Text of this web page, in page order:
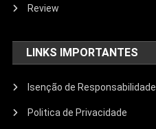
Review
LINKS IMPORTANTES
Isenção de Responsabilidade
Politica de Privacidade